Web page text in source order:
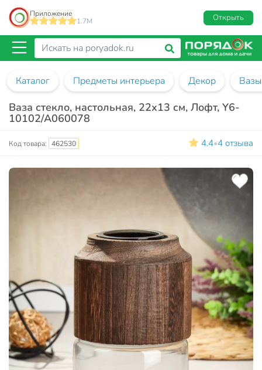
Приложение
1.7M
Открыть
Каталог Предметы интерьера Декор
Ваза стекло, настольная, 22х13 см, Лофт, Y6-
10102/A060078
Код товара: 462530 4.4•4 отзыва